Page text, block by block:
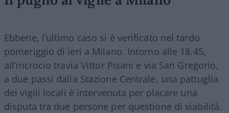
Ebbene, l’ultimo caso si è verificato nel tardo
pomeriggio di ieri a Milano. Intorno alle 18.45,
all’incrocio travia Vittor Pisani e via San Gregorio,
a due passi dalla Stazione Centrale, una pattuglia
dei vigili locali è intervenuta per placare una
disputa tra due persone per questione di viabilità.